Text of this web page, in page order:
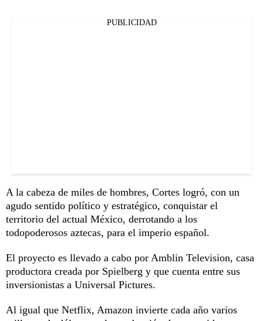
PUBLICIDAD
A la cabeza de miles de hombres, Cortes logró, con un
agudo sentido político y estratégico, conquistar el
territorio del actual México, derrotando a los
todopoderosos aztecas, para el imperio español.
El proyecto es llevado a cabo por Amblin Television, casa
productora creada por Spielberg y que cuenta entre sus
inversionistas a Universal Pictures.
Al igual que Netflix, Amazon invierte cada año varios